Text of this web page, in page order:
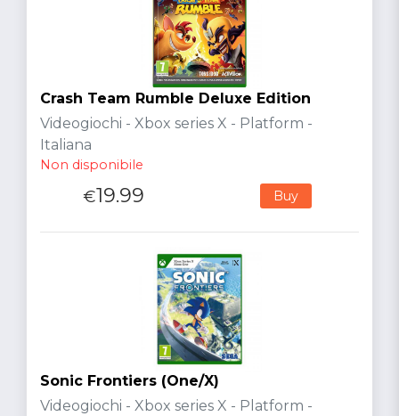
Crash Team Rumble Deluxe Edition
Videogiochi - Xbox series X - Platform -
Italiana
Non disponibile
€19.99 Buy
Sonic Frontiers (One/X)
Videogiochi - Xbox series X - Platform -